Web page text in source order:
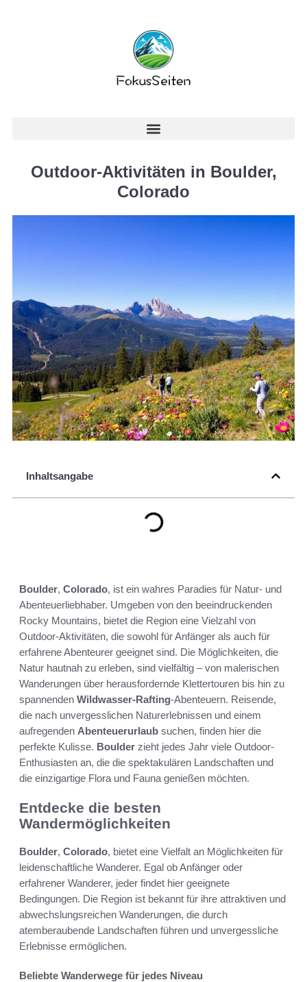
Outdoor-Aktivitäten in Boulder,
Colorado
Inhaltsangabe
Boulder, Colorado, ist ein wahres Paradies für Natur- und
Abenteuerliebhaber. Umgeben von den beeindruckenden
Rocky Mountains, bietet die Region eine Vielzahl von
Outdoor-Aktivitäten, die sowohl für Anfänger als auch für
erfahrene Abenteurer geeignet sind. Die Möglichkeiten, die
Natur hautnah zu erleben, sind vielfältig – von malerischen
Wanderungen über herausfordernde Klettertouren bis hin zu
spannenden Wildwasser-Rafting-Abenteuern. Reisende,
die nach unvergesslichen Naturerlebnissen und einem
aufregenden Abenteuerurlaub suchen, finden hier die
perfekte Kulisse. Boulder zieht jedes Jahr viele Outdoor-
Enthusiasten an, die die spektakulären Landschaften und
die einzigartige Flora und Fauna genießen möchten.
Entdecke die besten
Wandermöglichkeiten
Boulder, Colorado, bietet eine Vielfalt an Möglichkeiten für
leidenschaftliche Wanderer. Egal ob Anfänger oder
erfahrener Wanderer, jeder findet hier geeignete
Bedingungen. Die Region ist bekannt für ihre attraktiven und
abwechslungsreichen Wanderungen, die durch
atemberaubende Landschaften führen und unvergessliche
Erlebnisse ermöglichen.
Beliebte Wanderwege für jedes Niveau